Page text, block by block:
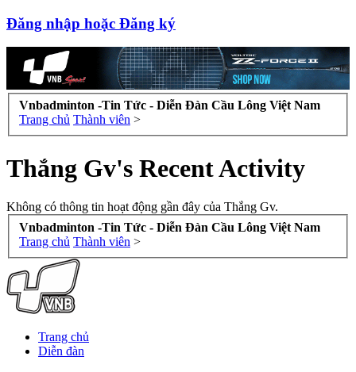
Đăng nhập hoặc Đăng ký
Vnbadminton -Tin Tức - Diễn Đàn Cầu Lông Việt Nam
Trang chủ Thành viên >
Thắng Gv's Recent Activity
Không có thông tin hoạt động gần đây của Thắng Gv.
Vnbadminton -Tin Tức - Diễn Đàn Cầu Lông Việt Nam
Trang chủ Thành viên >
Trang chủ
Diễn đàn